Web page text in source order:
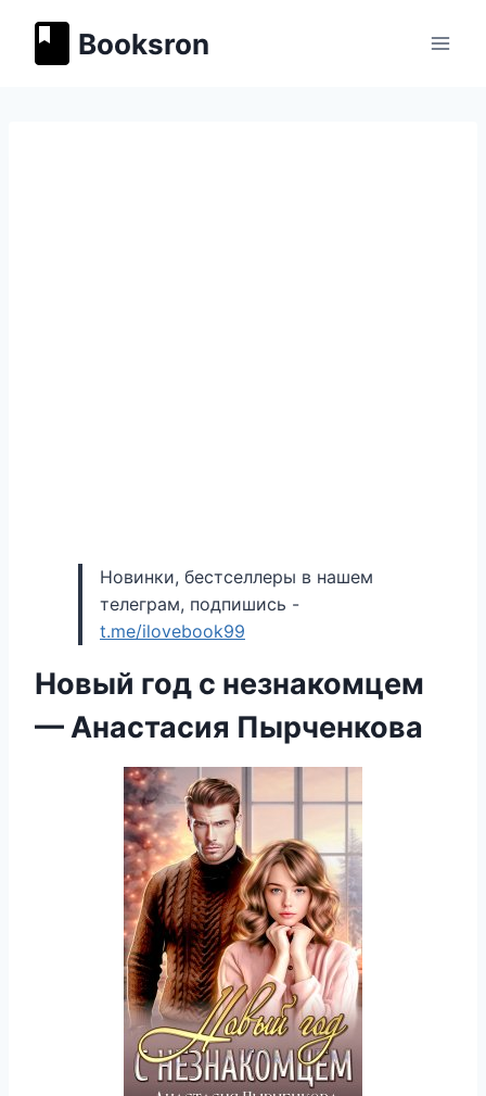
содержимому
Booksron
Новинки, бестселлеры в нашем
телеграм, подпишись -
t.me/ilovebook99
Новый год с незнакомцем
— Анастасия Пырченкова